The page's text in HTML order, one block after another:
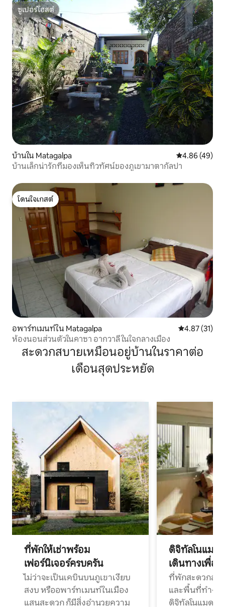
ซูเปอร์โฮสต์
ซูเปอร์โฮสต์
บ้านใน Matagalpa คะแนนเฉลี่ย
4.86 (49)
บ้านเล็กน่ารักที่มองเห็นทิวทัศน์ของภูเขามาตากัลปา
โดนใจเกสต์
โดนใจเกสต์
อพาร์ทเมนท์ใน Matagalpa คะแนนเฉลี่ย
4.87 (31)
ห้องนอนส่วนตัวในคาซา อากวาลี ในใจกลางเมือง
สะดวกสบายเหมือนอยู่บ้านในราคาต่อ
เดือนสุดประหยัด
ที่พักให้เช่าพร้อม
เฟอร์นิเจอร์ครบครัน
ไม่ว่าจะเป็นเคบินบนภูเขาเงียบ
สงบ หรืออพาร์ทเมนท์ในเมือง
แสนสะดวก ก็มีสิ่งอำนวยความ
ดิจิทัลโนแมด
เดินทางเพื่อ
ที่พักสะดวกสบ
และพื้นที่ทำงา
ดิจิทัลโนแมดแ